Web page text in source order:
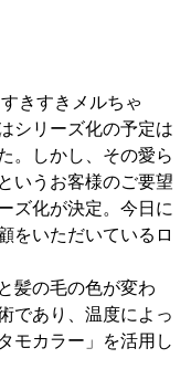
きすきメルちゃ
シリーズ化の予定は
。しかし、その愛ら
いうお客様のご要望
ズ化が決定。今日に
をいただいているロ
髪の毛の色が変わ
であり、温度によっ
モカラー」を活用し